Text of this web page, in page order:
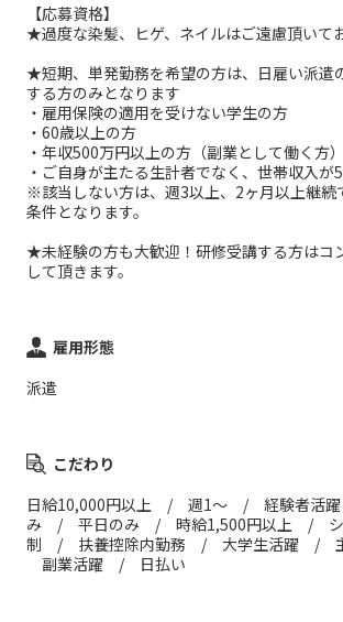
【応募資格】
★過度な染髪、ヒゲ、ネイルはご遠慮頂いて
★短期、単発勤務を希望の方は、日雇い派遣
する方のみとなります
・雇用保険の適用を受けない学生の方
・60歳以上の方
・年収500万円以上の方（副業として働く方）
・ご自身が主たる生計者でなく、世帯収入が
※該当しない方は、週3以上、2ヶ月以上継続
条件となります。
★未経験の方も大歓迎！研修受講する方はコ
して頂きます。
雇用形態
派遣
こだわり
日給10,000円以上 / 週1～ / 経験者活
み / 平日のみ / 時給1,500円以上 / シ
制 / 扶養控除内勤務 / 大学生活躍 /
副業活躍 / 日払い